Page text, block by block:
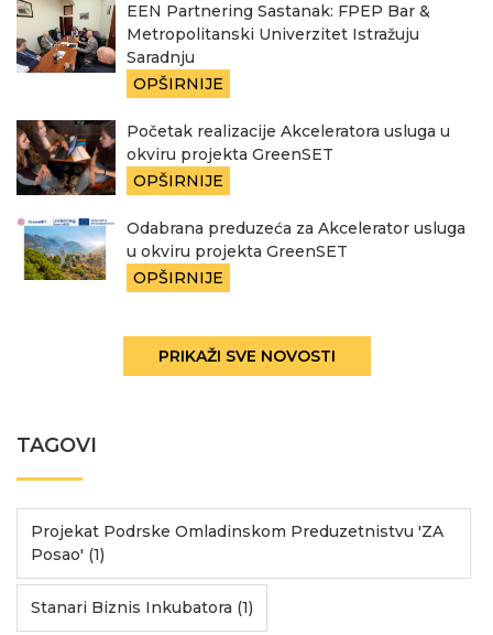
EEN Partnering Sastanak: FPEP Bar &
Metropolitanski Univerzitet Istražuju
Saradnju
OPŠIRNIJE
Početak realizacije Akceleratora usluga u
okviru projekta GreenSET
OPŠIRNIJE
Odabrana preduzeća za Akcelerator usluga
u okviru projekta GreenSET
OPŠIRNIJE
PRIKAŽI SVE NOVOSTI
TAGOVI
Projekat Podrske Omladinskom Preduzetnistvu 'ZA
Posao' (1)
Stanari Biznis Inkubatora (1)